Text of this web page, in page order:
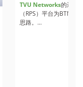
TVU Networks的远程
（RPS）平台为BTN提
思路。...